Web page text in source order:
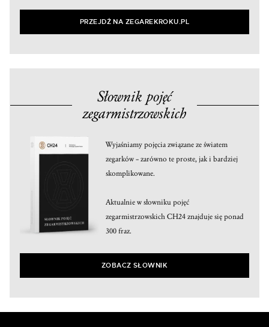
PRZEJDŹ NA ZEGAREKROKU.PL
Słownik pojęć
zegarmistrzowskich
Wyjaśniamy pojęcia związane ze światem
zegarków – zarówno te proste, jak i bardziej
skomplikowane.
Aktualnie w słowniku pojęć
zegarmistrzowskich CH24 znajduje się ponad
300 fraz.
ZOBACZ SŁOWNIK